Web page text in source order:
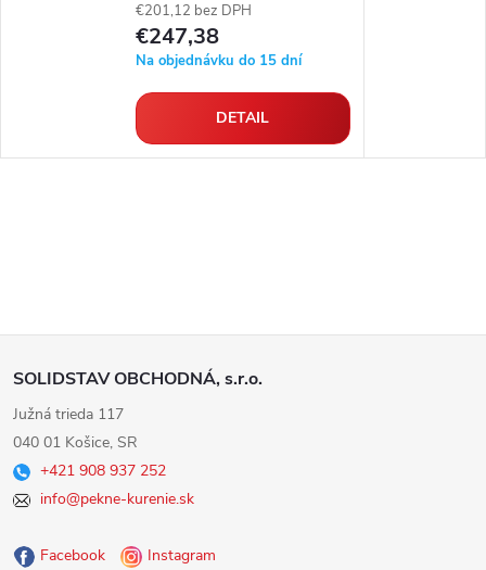
€201,12 bez DPH
€247,38
Na objednávku do 15 dní
DETAIL
Z
á
p
ä
SOLIDSTAV OBCHODNÁ, s.r.o.
Južná trieda 117
040 01 Košice, SR
+421 908 937 252
info@pekne-kurenie.sk
Facebook Instagram